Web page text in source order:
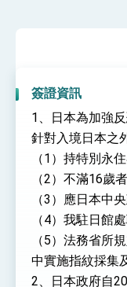
總統接
外交部
世界 需
外交部
「見證
位
總統主
明臺美
領 下
外交部
述印太
作
外交部
簽證資訊
1、日本為加強
針對入境日本之
（1）持特別永住
（2）不滿16歲者
（3）應日本中
（4）我駐日館
（5）法務省所
中實施指紋採集
2、日本政府自